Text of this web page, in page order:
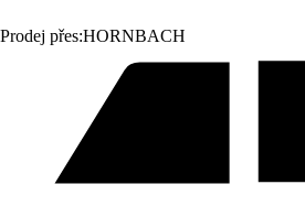
Prodej přes:HORNBACH